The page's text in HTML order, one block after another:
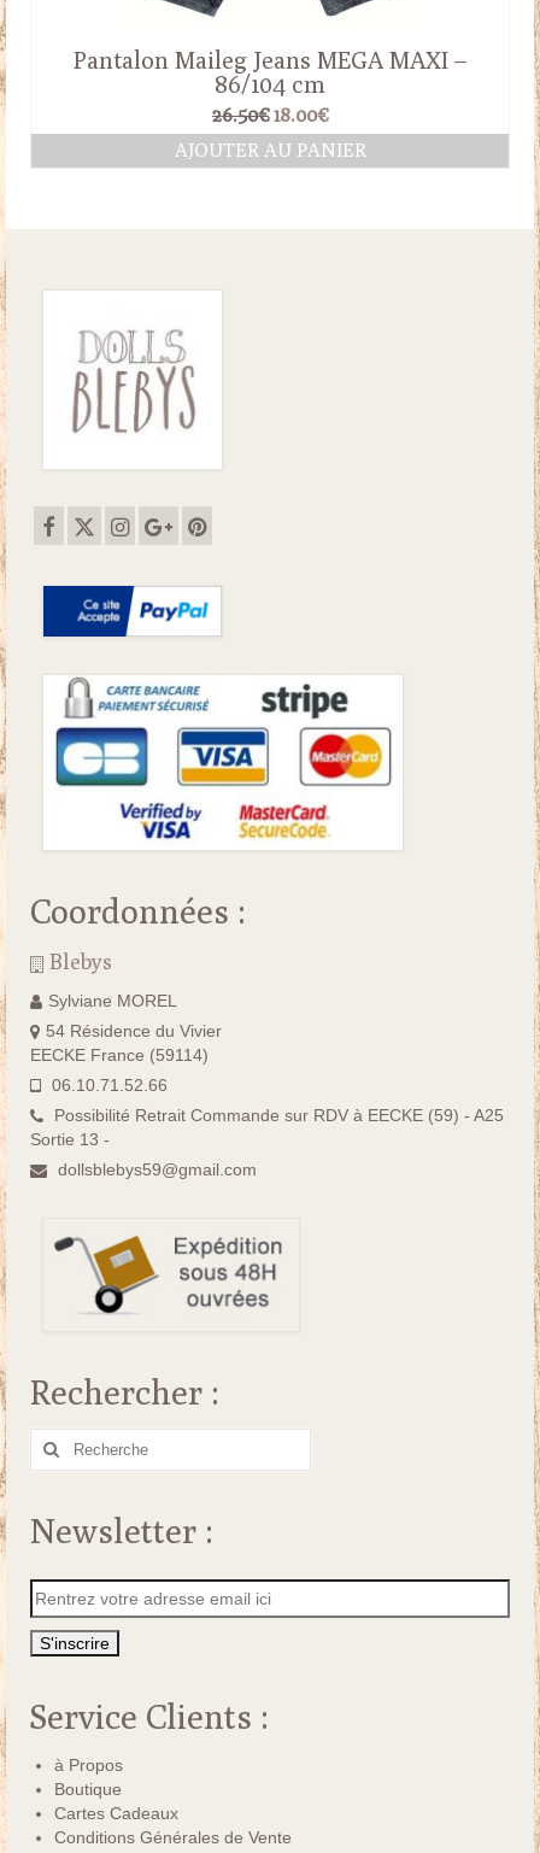
Pantalon Maileg Jeans MEGA MAXI –
86/104 cm
26.50€ Le
prix
initial
18.00€Le
prix
actuel
AJOUTER AU PANIER
Coordonnées :
Blebys
Sylviane MOREL
54 Résidence du Vivier
EECKE France (59114)
06.10.71.52.66
Possibilité Retrait Commande sur RDV à EECKE (59) - A25
Sortie 13 -
dollsblebys59@gmail.com
Rechercher :
Rechercher
Newsletter :
Service Clients :
à Propos
Boutique
Cartes Cadeaux
Conditions Générales de Vente